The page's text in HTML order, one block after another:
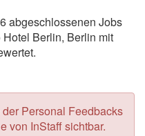
abgeschlossenen Jobs
Berlin, Berlin mit
Personal Feedbacks
von InStaff sichtbar.